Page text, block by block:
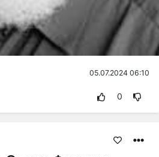
05.07.2024 06:10
0